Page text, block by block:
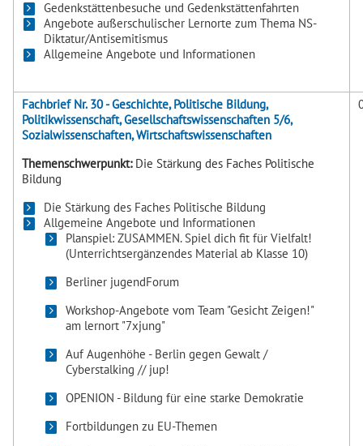
Gedenkstättenbesuche und Gedenkstättenfahrten
Angebote außerschulischer Lernorte zum Thema NS-
Diktatur/Antisemitismus
Allgemeine Angebote und Informationen
Fachbrief Nr. 30 - Geschichte, Politische Bildung,
Politikwissenschaft, Gesellschaftswissenschaften 5/6,
Sozialwissenschaften, Wirtschaftswissenschaften
Themenschwerpunkt:Die Stärkung des Faches Politische
Bildung
Die Stärkung des Faches Politische Bildung
Allgemeine Angebote und Informationen
Planspiel: ZUSAMMEN. Spiel dich fit für Vielfalt!
(Unterrichtsergänzendes Material ab Klasse 10)
Berliner jugendForum
Workshop-Angebote vom Team "Gesicht Zeigen!"
am lernort "7xjung"
Auf Augenhöhe - Berlin gegen Gewalt /
Cyberstalking // jup!
OPENION - Bildung für eine starke Demokratie
Fortbildungen zu EU-Themen